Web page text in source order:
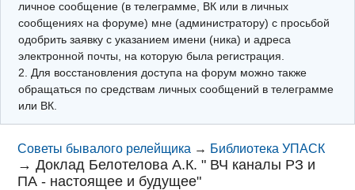
Фотохостинг
Телеграм
личное сообщение (в телеграмме, ВК или в личных
сообщениях на форуме) мне (администратору) с просьбой
одобрить заявку с указанием имени (ника) и адреса
электронной почты, на которую была регистрация.
2. Для восстановления доступа на форум можно также
обращаться по средствам личных сообщений в телеграмме
или ВК.
Советы бывалого релейщика → Библиотека УПАСК
→Доклад Белотелова А.К. " ВЧ каналы РЗ и
ПА - настоящее и будущее"